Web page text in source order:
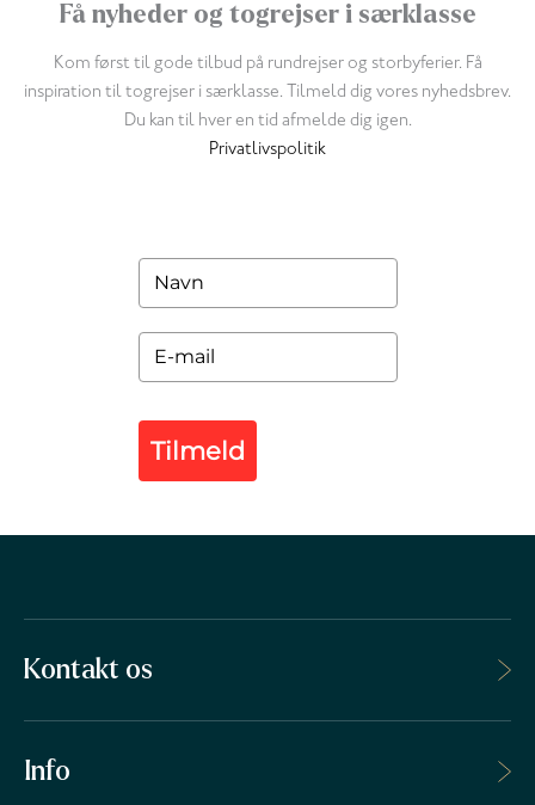
Få nyheder og togrejser i særklasse
Kom først til gode tilbud på rundrejser og storbyferier. Få
inspiration til togrejser i særklasse. Tilmeld dig vores nyhedsbrev.
Du kan til hver en tid afmelde dig igen.
Privatlivspolitik
Tilmeld
Kontakt os
Info